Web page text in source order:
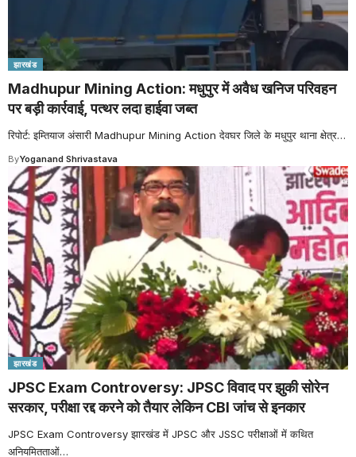
झारखंड
Madhupur Mining Action: मधुपुर में अवैध खनिज परिवहन
पर बड़ी कार्रवाई, पत्थर लदा हाईवा जब्त
रिपोर्ट: इम्तियाज अंसारी Madhupur Mining Action देवघर जिले के मधुपुर थाना क्षेत्र…
ByYoganand Shrivastava
झारखंड
JPSC Exam Controversy: JPSC विवाद पर झुकी सोरेन
सरकार, परीक्षा रद्द करने को तैयार लेकिन CBI जांच से इनकार
JPSC Exam Controversy झारखंड में JPSC और JSSC परीक्षाओं में कथित
अनियमितताओं…